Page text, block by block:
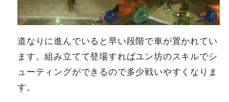
道なりに進んでいると早い段階で車が置かれてい
ます。組み立てて登場すればユン坊のスキルでシ
ューティングができるので多少戦いやすくなりま
す。